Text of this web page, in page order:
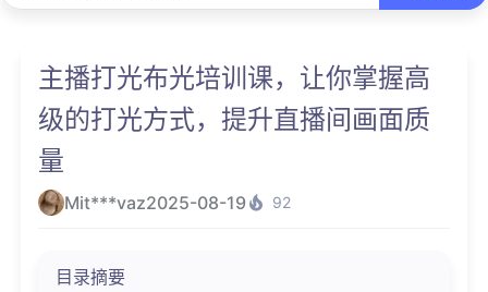
主播打光布光培训课，让你掌握高
级的打光方式，提升直播间画面质
量
Mit***vaz2025-08-19 92
目录摘要